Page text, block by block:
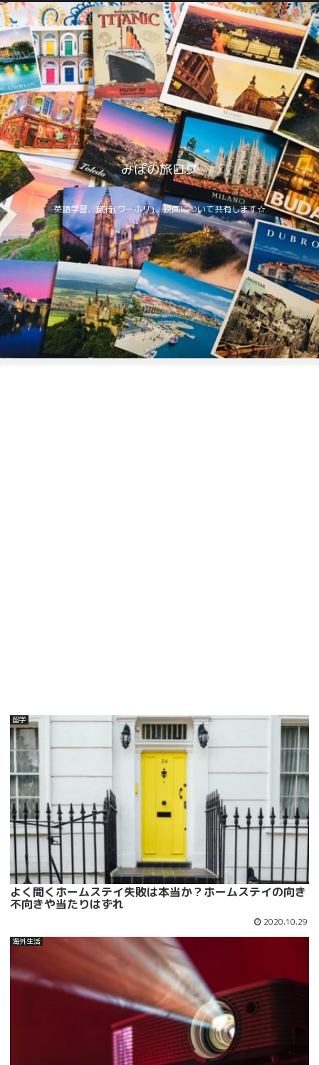
みぽの旅ログ
英語学習、旅行(ワーホリ)、映画について共有します☆
留学
よく聞くホームステイ失敗は本当か？ホームステイの向き
不向きや当たりはずれ
2020.10.29
海外生活